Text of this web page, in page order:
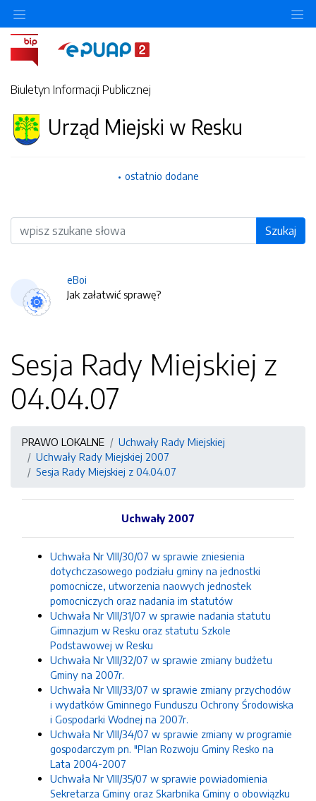
Biuletyn Informacji Publicznej
Urząd Miejski w Resku
ostatnio dodane
Wyszukiwarka Szukaj
eBoi
Jak załatwić sprawę?
Sesja Rady Miejskiej z
04.04.07
PRAWO LOKALNE
Uchwały Rady Miejskiej
Uchwały Rady Miejskiej 2007
Sesja Rady Miejskiej z 04.04.07
Uchwały 2007
Uchwała Nr VIII/30/07 w sprawie zniesienia
dotychczasowego podziału gminy na jednostki
pomocnicze, utworzenia naowych jednostek
pomocniczych oraz nadania im statutów
Uchwała Nr VIII/31/07 w sprawie nadania statutu
Gimnazjum w Resku oraz statutu Szkole
Podstawowej w Resku
Uchwała Nr VIII/32/07 w sprawie zmiany budżetu
Gminy na 2007r.
Uchwała Nr VIII/33/07 w sprawie zmiany przychodów
i wydatków Gminnego Funduszu Ochrony Środowiska
i Gospodarki Wodnej na 2007r.
Uchwała Nr VIII/34/07 w sprawie zmiany w programie
gospodarczym pn. "Plan Rozwoju Gminy Resko na
Lata 2004-2007
Uchwała Nr VIII/35/07 w sprawie powiadomienia
Sekretarza Gminy oraz Skarbnika Gminy o obowiązku